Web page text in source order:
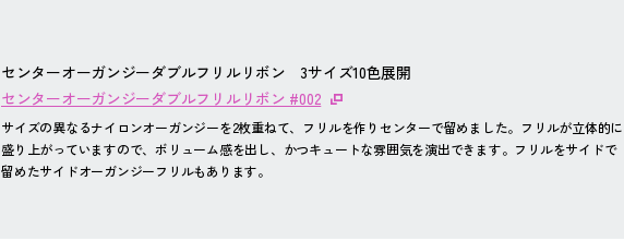
センターオーガンジーダブルフリルリボン 3サイズ10色展開
センターオーガンジーダブルフリルリボン #002
サイズの異なるナイロンオーガンジーを2枚重ねて、フリルを作りセンターで留めました。フリルが立体的に
盛り上がっていますので、ボリューム感を出し、かつキュートな雰囲気を演出できます。フリルをサイドで
留めたサイドオーガンジーフリルもあります。